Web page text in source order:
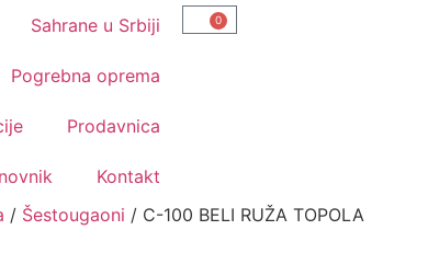
Sahrane u Srbiji
Pogrebna oprema
Prodavnica
Kontakt
0
/ Šestougaoni / C-100 BELI RUŽA TOPOLA